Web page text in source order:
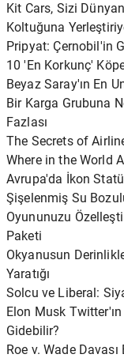
Kit Cars, Sizi
Koltuğuna
Pripyat: Çernobil'in
10 'En Korkunç'
Beyaz Saray'ın En
Bir Karga Grubuna
Fazlası
The Secrets of
Where in the World
Avrupa'da İkon
Şişelenmiş Su
Oyununuzu
Paketi
Okyanusun
Yaratığı
Solcu ve Liberal:
Elon Musk
Gidebilir?
Roe v. Wade